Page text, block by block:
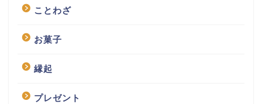
ことわざ
お菓子
縁起
プレゼント